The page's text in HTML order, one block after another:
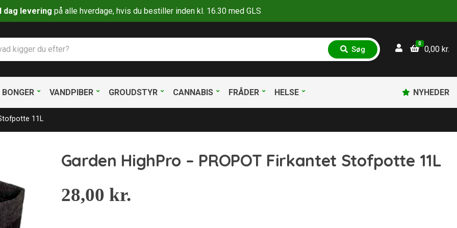
dag levering på alle hverdage, hvis du bestiller inden kl. 16.30 med GLS
S
ø
Søg
0
0,00 kr.
BONGER VANDPIBER GROUDSTYR CANNABIS FRÅDER HELSE NYHEDER
11L
Garden HighPro – PROPOT Firkantet Stofpotte 11L
28,00 kr.